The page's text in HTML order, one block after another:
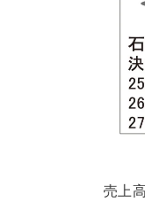
売上